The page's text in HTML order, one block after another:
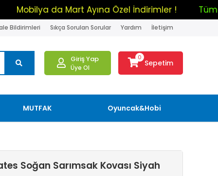
! Mobilya da Mart Ayına Özel İndirimler !
Bildirimleri Sıkça Sorulan Sorular Yardım İletişim
Giriş Yap
Üye Ol
0
Sepetim
MUTFAK Oyuncak&Hobi
Soğan Sarımsak Kovası Siyah